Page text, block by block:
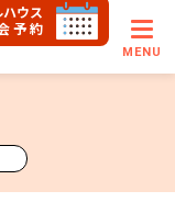
ウス
予約
MENU